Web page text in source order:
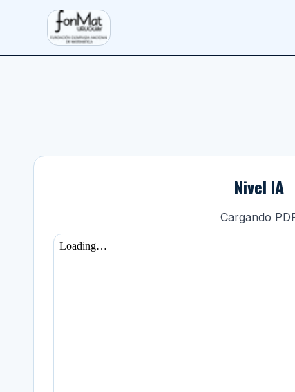
Saltar al contenido principal
FONMAT
Nivel IA
Cargando